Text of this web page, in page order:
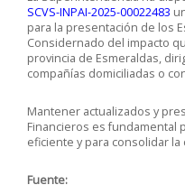
SCVS-INPAI-2025-00022483
para la presentación de los
Considernado del impacto
provincia de Esmeraldas,
compañías domiciliadas o
Mantener actualizados y
Financieros es fundamental
eficiente y para consolidar
Fuente: